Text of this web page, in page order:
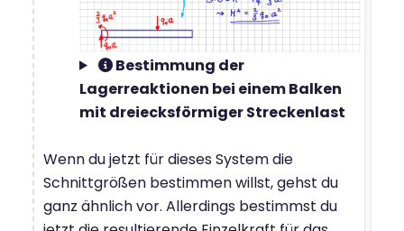
Bestimmung der
Lagerreaktionen bei einem Balken
mit dreiecksförmiger Streckenlast
Wenn du jetzt für dieses System die
Schnittgrößen bestimmen willst, gehst du
ganz ähnlich vor. Allerdings bestimmst du